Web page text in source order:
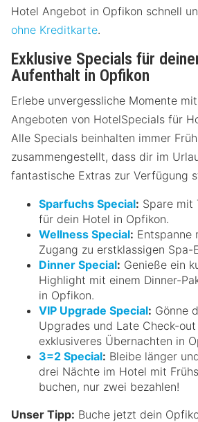
Hotel Angebot in Opfikon schnell
ohne Kreditkarte.
Exklusive Specials für
Aufenthalt in Opfikon
Erlebe unvergessliche Momente
Angeboten von HotelSpecials für
Alle Specials beinhalten immer
zusammengestellt, dass dir im
fantastische Extras zur Verfügung
Sparfuchs Special: Spare mit
für dein Hotel in Opfikon.
Wellness Special: Entspanne
Zugang zu erstklassigen Spa-
Dinner Special: Genieße ein
Highlight mit einem Dinner-
in Opfikon.
VIP Upgrade Special: Gönne
Upgrades und Late Check-
exklusiveres Übernachten in
3=2 Special: Bleibe länger
drei Nächte im Hotel mit
buchen, nur zwei bezahlen!
Unser Tipp: Buche jetzt dein